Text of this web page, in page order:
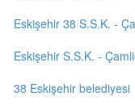
Eskişehir 38 S.S.K. -
Eskişehir S.S.K. -
38 Eskişehir belediyesi